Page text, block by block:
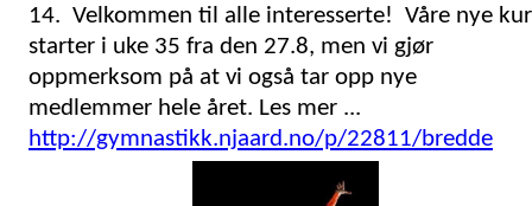
14. Velkommen til alle interesserte! Våre nye
starter i uke 35 fra den 27.8, men vi gjør
oppmerksom på at vi også tar opp nye
medlemmer hele året. Les mer ...
http://gymnastikk.njaard.no/p/22811/bredde